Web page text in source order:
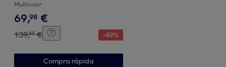
BEIG/ST.LAURENT SANDAL
color Boa beig
Multicolor
69,98 €
139,95 € -49%
Compra rápida